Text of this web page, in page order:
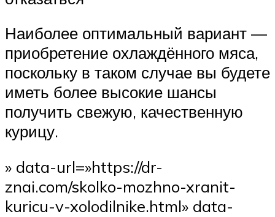
Наиболее оптимальный вариант —
приобретение охлаждённого мяса,
поскольку в таком случае вы будете
иметь более высокие шансы
получить свежую, качественную
курицу.
» data-url=»https://dr-
znai.com/skolko-mozhno-xranit-
kuricu-v-xolodilnike.html» data-